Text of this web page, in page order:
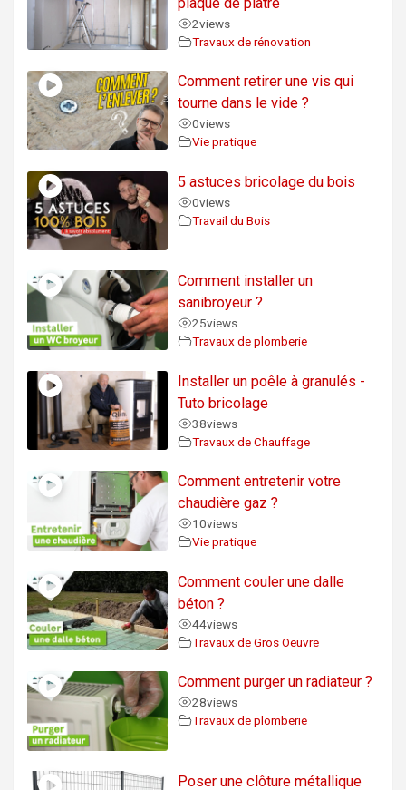
2views
Travaux de rénovation
Comment retirer une vis qui
tourne dans le vide ?
0views
Vie pratique
5 astuces bricolage du bois
0views
Travail du Bois
Comment installer un
sanibroyeur ?
25views
Travaux de plomberie
Installer un poêle à granulés -
Tuto bricolage
38views
Travaux de Chauffage
Comment entretenir votre
chaudière gaz ?
10views
Vie pratique
Comment couler une dalle
béton ?
44views
Travaux de Gros Oeuvre
Comment purger un radiateur ?
28views
Travaux de plomberie
Poser une clôture métallique